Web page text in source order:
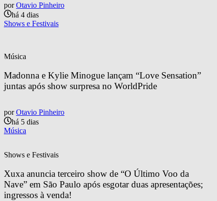
por Otavio Pinheiro
há 4 dias
Shows e Festivais
Música
Madonna e Kylie Minogue lançam “Love Sensation”
juntas após show surpresa no WorldPride
por Otavio Pinheiro
há 5 dias
Música
Shows e Festivais
Xuxa anuncia terceiro show de “O Último Voo da
Nave” em São Paulo após esgotar duas apresentações;
ingressos à venda!